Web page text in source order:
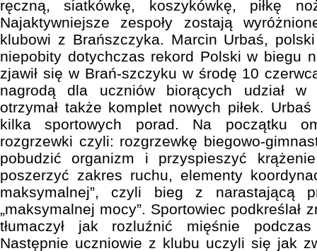
ręczną, siatkówkę, koszykówkę, piłkę
Najaktywniejsze zespoły zostają
klubowi z Brańszczyka. Marcin Urbaś,
niepobity dotychczas rekord Polski w biegu
zjawił się w Brań-szczyku w środę 10
nagrodą dla uczniów biorących udział w
otrzymał także komplet nowych piłek. Urbaś
kilka sportowych porad. Na początku
rozgrzewki czyli: rozgrzewkę biegowo-
pobudzić organizm i przyspieszyć
poszerzyć zakres ruchu, elementy
maksymalnej”, czyli bieg z narastającą
„maksymalnej mocy”. Sportowiec podkreślał
tłumaczył jak rozluźnić mięśnie
Następnie uczniowie z klubu uczyli się jak